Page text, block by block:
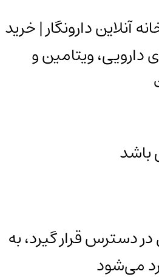
آنلاین دارونگار | خرید
دارویی، ویتامین و
باشد
دسترس قرار گیرد، به
می‌شود